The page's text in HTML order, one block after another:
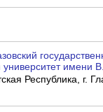
университет имени
Республика, г.